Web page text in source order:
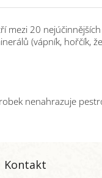
mezi 20
(vápník, hořčík,
nenahrazuje
Kontakt